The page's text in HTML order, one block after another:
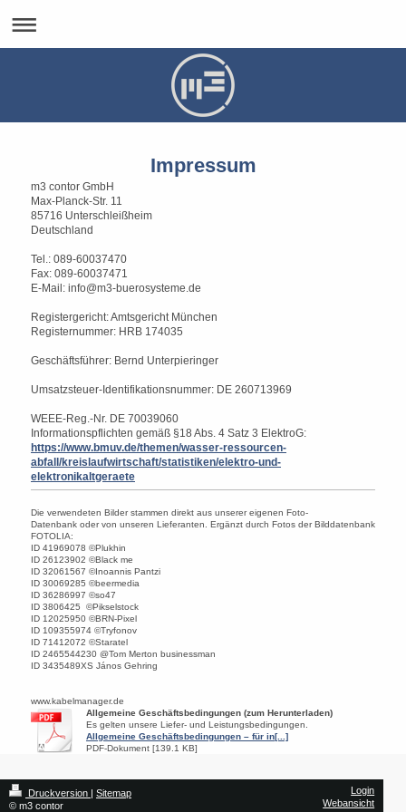
Impressum
m3 contor GmbH
Max-Planck-Str. 11
85716 Unterschleißheim
Deutschland
Tel.: 089-60037470
Fax: 089-60037471
E-Mail: info@m3-buerosysteme.de
Registergericht: Amtsgericht München
Registernummer: HRB 174035
Geschäftsführer: Bernd Unterpieringer
Umsatzsteuer-Identifikationsnummer: DE 260713969
WEEE-Reg.-Nr. DE 70039060
Informationspflichten gemäß §18 Abs. 4 Satz 3 ElektroG:
https://www.bmuv.de/themen/wasser-ressourcen-
abfall/kreislaufwirtschaft/statistiken/elektro-und-
elektronikaltgeraete
Die verwendeten Bilder stammen direkt aus unserer eigenen Foto-
Datenbank oder von unseren Lieferanten. Ergänzt durch Fotos der Bilddatenbank
FOTOLIA:
ID 41969078 ©Plukhin
ID 26123902 ©Black me
ID 32061567 ©Inoannis Pantzi
ID 30069285 ©beermedia
ID 36286997 ©so47
ID 3806425 ©Pikselstock
ID 12025950 ©BRN-Pixel
ID 109355974 ©Tryfonov
ID 71412072 ©Staratel
ID 2465544230 @Tom Merton businessman
ID 3435489XS János Gehring
www.kabelmanager.de
Allgemeine Geschäftsbedingungen (zum Herunterladen)
Es gelten unsere Liefer- und Leistungsbedingungen.
Allgemeine Geschäftsbedingungen – für in[...]
PDF-Dokument [139.1 KB]
Druckversion | Sitemap
© m3 contor
Login
Webansicht